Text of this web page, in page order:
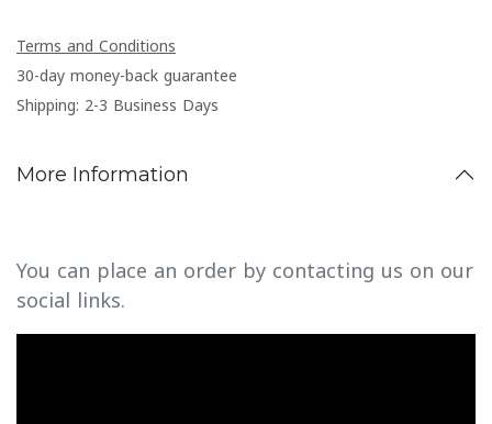
Terms and Conditions
30-day money-back guarantee
Shipping: 2-3 Business Days
More Information
You can place an order by contacting us on our
social links.